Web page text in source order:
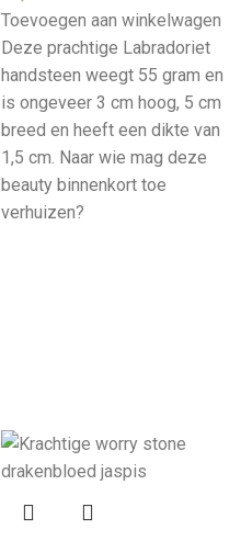
Toevoegen aan winkelwagen
Deze prachtige Labradoriet
handsteen weegt 55 gram en
is ongeveer 3 cm hoog, 5 cm
breed en heeft een dikte van
1,5 cm. Naar wie mag deze
beauty binnenkort toe
verhuizen?